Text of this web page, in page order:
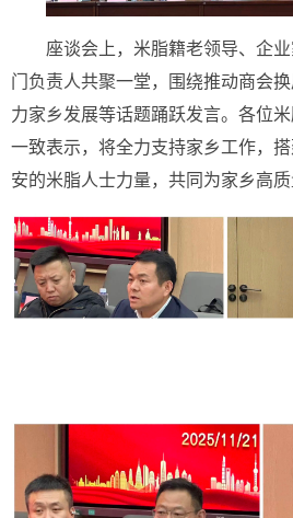
座谈会上，米脂籍老领导、企
门负责人共聚一堂，围绕推动商会
力家乡发展等话题踊跃发言。各位
一致表示，将全力支持家乡工作，
安的米脂人士力量，共同为家乡高质